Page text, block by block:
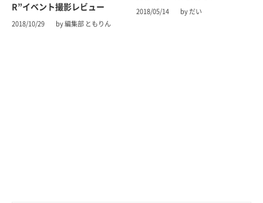
R”イベント撮影レビュー
2018/10/29 by 編集部 ともりん
2018/05/14 by だい